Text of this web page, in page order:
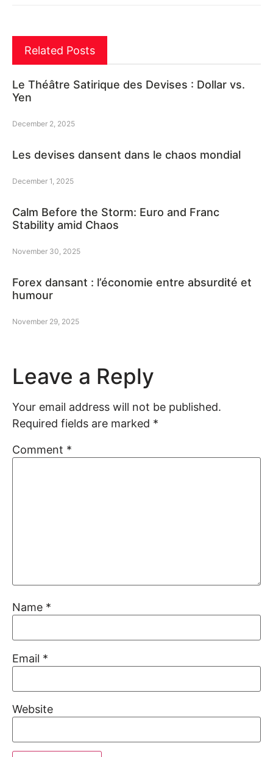
Related Posts
Le Théâtre Satirique des Devises : Dollar vs.
Yen
December 2, 2025
Les devises dansent dans le chaos mondial
December 1, 2025
Calm Before the Storm: Euro and Franc
Stability amid Chaos
November 30, 2025
Forex dansant : l’économie entre absurdité et
humour
November 29, 2025
Leave a Reply
Your email address will not be published.
Required fields are marked *
Comment *
Name *
Email *
Website